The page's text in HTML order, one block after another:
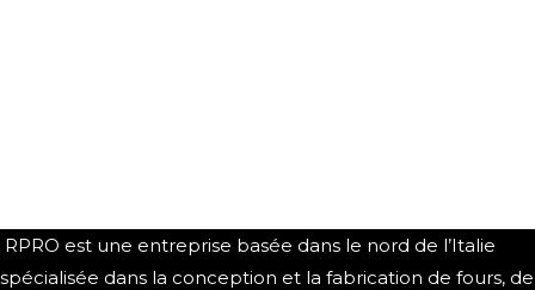
RPRO est une entreprise basée dans le nord de l’Italie
spécialisée dans la conception et la fabrication de fours, de